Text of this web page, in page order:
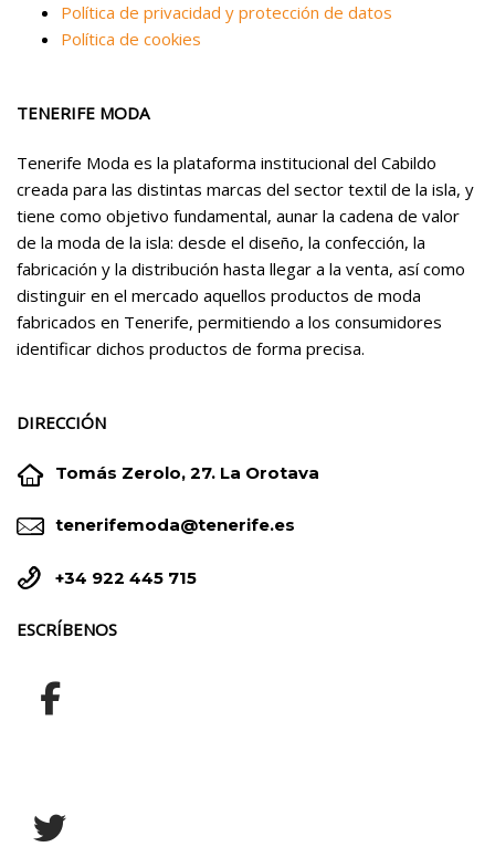
Política de privacidad y protección de datos
Política de cookies
TENERIFE MODA
Tenerife Moda es la plataforma institucional del Cabildo
creada para las distintas marcas del sector textil de la isla, y
tiene como objetivo fundamental, aunar la cadena de valor
de la moda de la isla: desde el diseño, la confección, la
fabricación y la distribución hasta llegar a la venta, así como
distinguir en el mercado aquellos productos de moda
fabricados en Tenerife, permitiendo a los consumidores
identificar dichos productos de forma precisa.
DIRECCIÓN

 Tomás Zerolo, 27. La Orotava

 tenerifemoda@tenerife.es

 +34 922 445 715
ESCRÍBENOS